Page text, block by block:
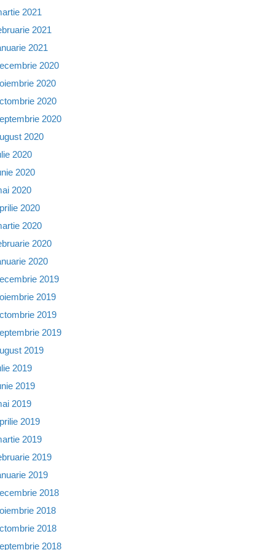
2021
2021
2021
2020
2020
2020
2020
2020
2020
2020
2020
2020
2020
2020
2020
2019
2019
2019
2019
2019
2019
2019
2019
2019
2019
2019
2019
2018
2018
2018
2018